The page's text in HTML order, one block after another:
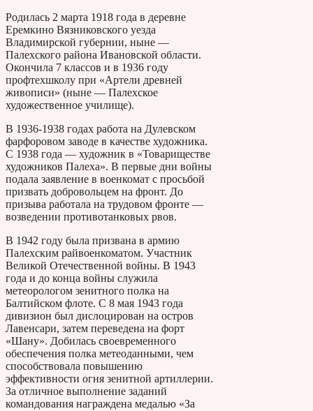
Родилась 2 марта 1918 года в деревне
Еремкино Вязниковского уезда
Владимирской губернии, ныне —
Палехского района Ивановской области.
Окончила 7 классов и в 1936 году
профтехшколу при «Артели древней
живописи» (ныне — Палехское
художественное училище).
В 1936-1938 годах работа на Дулевском
фарфоровом заводе в качестве художника.
С 1938 года — художник в «Товариществе
художников Палеха». В первые дни войны
подала заявление в военкомат с просьбой
призвать добровольцем на фронт. До
призыва работала на трудовом фронте —
возведении противотанковых рвов.
В 1942 году была призвана в армию
Палехским райвоенкоматом. Участник
Великой Отечественной войны. В 1943
года и до конца войны служила
метеорологом зенитного полка на
Балтийском флоте. С 8 мая 1943 года
дивизион был дислоцирован на остров
Лавенсари, затем переведена на форт
«Шану». Добилась своевременного
обеспечения полка метеоданными, чем
способствовала повышению
эффективности огня зенитной артиллерии.
За отличное выполнение заданий
командования награждена медалью «За